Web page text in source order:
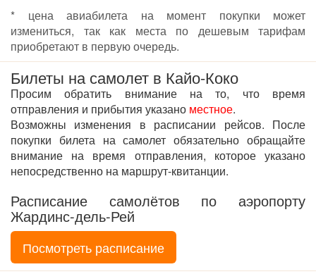
* цена авиабилета на момент покупки может
измениться, так как места по дешевым тарифам
приобретают в первую очередь.
Билеты на самолет в Кайо-Коко
Просим обратить внимание на то, что время
отправления и прибытия указано местное.
Возможны изменения в расписании рейсов. После
покупки билета на самолет обязательно обращайте
внимание на время отправления, которое указано
непосредственно на маршрут-квитанции.
Расписание самолётов по аэропорту
Жардинс-дель-Рей
Посмотреть расписание